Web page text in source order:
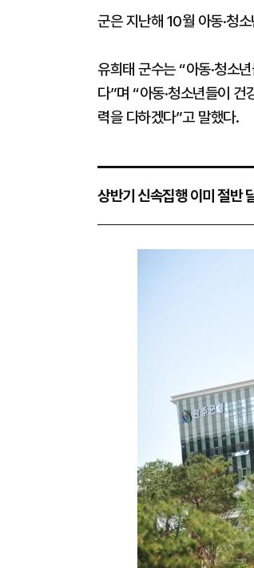
군은 지난해 10월 아동·청
유희태 군수는 “아동·청소
다”며 “아동·청소년들이
력을 다하겠다”고 말했다.
상반기 신속집행 이미 절반